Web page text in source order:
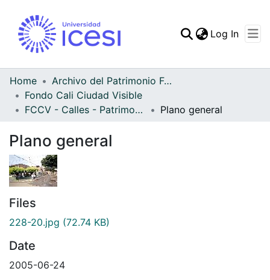
Log In
Home
Archivo del Patrimonio Fotográfico y Fílmico del Valle del Cauca
Fondo Cali Ciudad Visible
FCCV - Calles - Patrimonial
Plano general
Plano general
Files
228-20.jpg (72.74 KB)
Date
2005-06-24